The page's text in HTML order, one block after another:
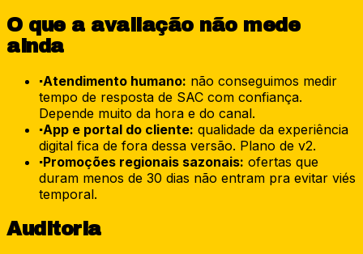
O que a avaliação não mede
ainda
·Atendimento humano: não conseguimos medir
tempo de resposta de SAC com confiança.
Depende muito da hora e do canal.
·App e portal do cliente: qualidade da experiência
digital fica de fora dessa versão. Plano de v2.
·Promoções regionais sazonais: ofertas que
duram menos de 30 dias não entram pra evitar viés
temporal.
Auditoria